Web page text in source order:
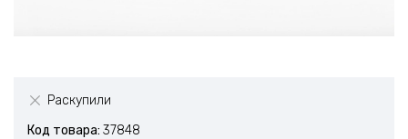
Раскупили
Код товара: 37848